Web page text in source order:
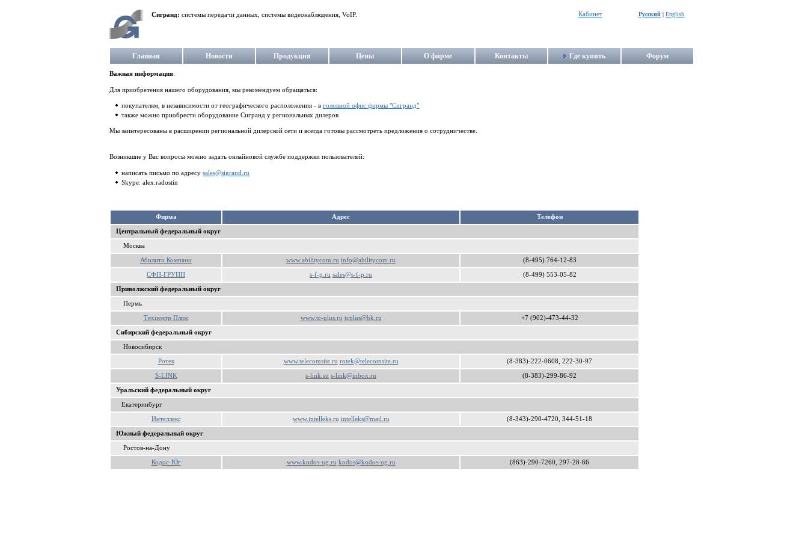
Сигранд: системы передачи данных, системы видеонаблюдения, VoIP. Кабинет Русский | English
Главная Новости Продукция Цены О фирме Контакты Где купить Форум
Важная информация:
Для приобретения нашего оборудования, мы рекомендуем обращаться:
покупателям, в независимости от географического расположения - в головной офис фирмы "Сигранд"
также можно приобрести оборудование Сигранд у региональных дилеров
Мы заинтересованы в расширении региональной дилерской сети и всегда готовы рассмотреть предложения о сотрудничестве.
Возникшие у Вас вопросы можно задать онлайновой службе поддержки пользователей:
написать письмо по адресу sales@sigrand.ru
Skype: alex.radostin
Фирма Aдрес Телефон
Центральный федеральный округ
Москва
Абилити Компани www.abilitycom.ru info@abilitycom.ru (8-495) 764-12-83
СФП-ГРУПП s-f-p.ru sales@s-f-p.ru (8-499) 553-05-82
Приволжский федеральный округ
Пермь
Техцентр Плюс www.tc-plus.ru tcplus@bk.ru +7 (902)-473-44-32
Сибирский федеральный округ
Новосибирск
Ротек www.telecomsite.ru rotek@telecomsite.ru (8-383)-222-0608, 222-30-97
S-LINK s-link.su s-link@inbox.ru (8-383)-299-86-92
Уральский федеральный округ
Екатеринбург
Интеллекс www.intelleks.ru intelleks@mail.ru (8-343)-290-4720, 344-51-18
Южный федеральный округ
Ростов-на-Дону
Кодос-Юг www.kodos-ug.ru kodos@kodos-ug.ru (863)-290-7260, 297-28-66